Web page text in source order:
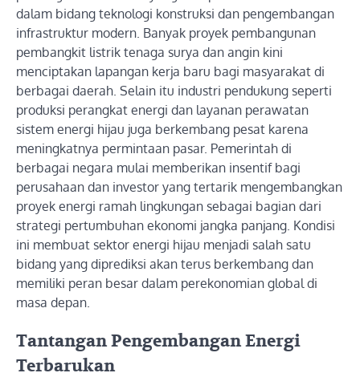
dalam bidang teknologi konstruksi dan pengembangan
infrastruktur modern. Banyak proyek pembangunan
pembangkit listrik tenaga surya dan angin kini
menciptakan lapangan kerja baru bagi masyarakat di
berbagai daerah. Selain itu industri pendukung seperti
produksi perangkat energi dan layanan perawatan
sistem energi hijau juga berkembang pesat karena
meningkatnya permintaan pasar. Pemerintah di
berbagai negara mulai memberikan insentif bagi
perusahaan dan investor yang tertarik mengembangkan
proyek energi ramah lingkungan sebagai bagian dari
strategi pertumbuhan ekonomi jangka panjang. Kondisi
ini membuat sektor energi hijau menjadi salah satu
bidang yang diprediksi akan terus berkembang dan
memiliki peran besar dalam perekonomian global di
masa depan.
Tantangan Pengembangan Energi
Terbarukan